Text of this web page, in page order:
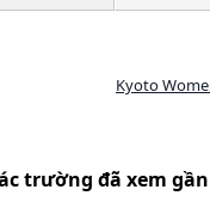
Kyoto
trường đã xem